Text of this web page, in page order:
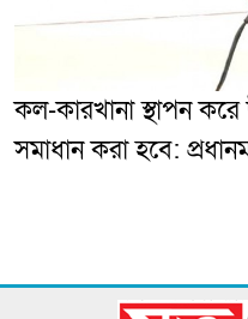
কল-কারখানা স্থাপন
সমাধান করা হবে: